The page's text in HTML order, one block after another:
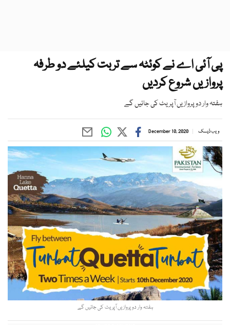
پی آئی اے نے کوئٹہ سے تربت کیلئے دو طرفہ
پروازیں شروع کردیں
ہفتہ وار دو پروازیں آپریٹ کی جائیں گے
ویب ڈیسک December 10, 2020
ہفتہ وار دو پروازیں آپریٹ کی جائیں گے